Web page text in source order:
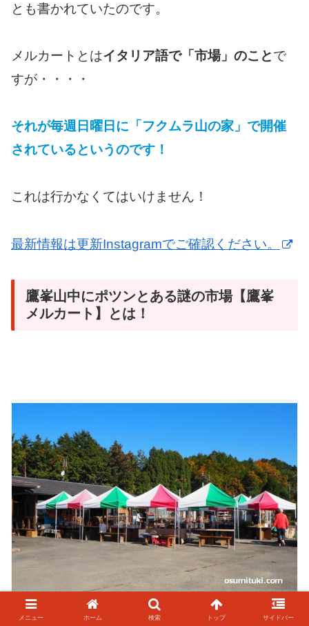
とも書かれていたのです。
メルカートとはイタリア語で「市場」のことで
すが・・・・
それが毎週日曜日に「フクムラ山の家」で開催
されているというのです！
これは行かなくてはいけません！
最新情報は更新Instagramでご確認ください。
鷹峯山中にポツンとある謎の市場【鷹峯
メルカート】とは！
毎週日曜日に鷹峯で開催されている市場（鷹峯メルカート）
メニュー ホーム 検索 トップ サイドバー